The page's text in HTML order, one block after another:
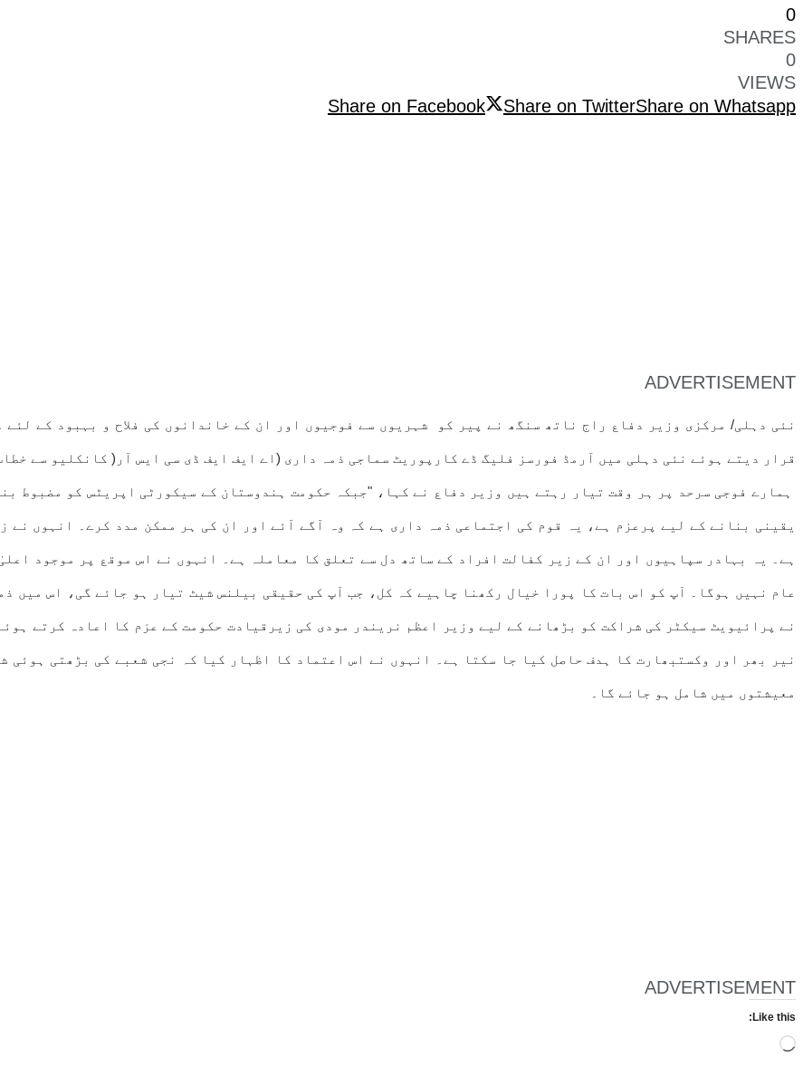
0
SHARES
0
VIEWS
Share on Facebook
Share on TwitterShare on Whatsapp
ADVERTISEMENT
نئی دہلی/ مرکزی وزیر دفاع راج ناتھ سنگھ نے پیر کو شہریوں سے فوجیوں اور ان کے خاندانوں کی فلاح و بہبود کے
قرار دیتے ہوئے نئی دہلی میں آرمڈ فورسز فلیگ ڈے کارپوریٹ سماجی ذمہ داری (اے ایف ایف ڈی سی ایس آر( کانکلیو سے
ہمارے فوجی سرحد پر ہر وقت تیار رہتے ہیں وزیر دفاع نے کہا، "جبکہ حکومت ہندوستان کے سیکورٹی اپریٹس کو مضبوط
یقینی بنانے کے لیے پرعزم ہے، یہ قوم کی اجتماعی ذمہ داری ہے کہ وہ آگے آئے اور ان کی ہر ممکن مدد کرے۔ انہوں
ہے۔ یہ بہادر سپاہیوں اور ان کے زیر کفالت افراد کے ساتھ دل سے تعلق کا معاملہ ہے۔ انہوں نے اس موقع پر موجود
عام نہیں ہوگا۔ آپ کو اس بات کا پورا خیال رکھنا چاہیے کہ کل، جب آپ کی حقیقی بیلنس شیٹ تیار ہو جائے گی، اس میں
نے پرائیویٹ سیکٹر کی شراکت کو بڑھانے کے لیے وزیر اعظم نریندر مودی کی زیرقیادت حکومت کے عزم کا اعادہ کرتے
معیشتوں میں شامل ہو جائے گا۔
ADVERTISEMENT
Like this:
Loading…